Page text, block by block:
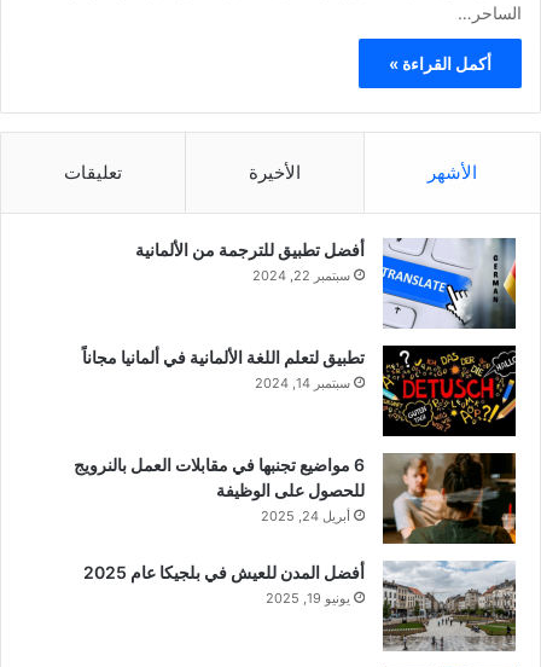
الساحر…
أكمل القراءة »
الأشهر الأخيرة تعليقات
أفضل تطبيق للترجمة من الألمانية
سبتمبر 22, 2024
تطبيق لتعلم اللغة الألمانية في ألمانيا مجاناً
سبتمبر 14, 2024
6 مواضيع تجنبها في مقابلات العمل بالنرويج
للحصول على الوظيفة
أبريل 24, 2025
أفضل المدن للعيش في بلجيكا عام 2025
يونيو 19, 2025